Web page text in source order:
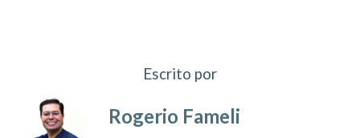
Escrito por
Rogerio Fameli